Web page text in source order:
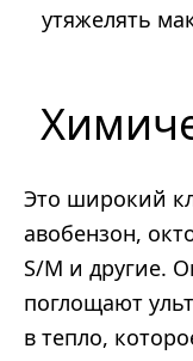
утяжелять
Это широкий
авобензон,
S/M и другие.
поглощают
в тепло,